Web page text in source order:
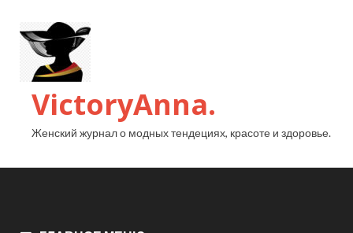
VictoryAnna.
Женский журнал о модных тендециях, красоте и здоровье.